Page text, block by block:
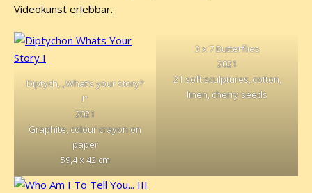
Videokunst erlebbar.
Diptych, „What’s your story?
I“
2021
Graphite, colour crayon on
paper
59,4 x 42 cm
3 x 7 Butterflies
2021
21 soft sculptures, cotton,
linen, cherry seeds